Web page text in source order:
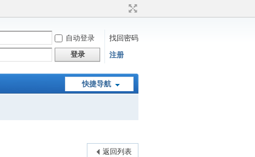
自动登录
找回密码
登录 注册
快捷导航
返回列表